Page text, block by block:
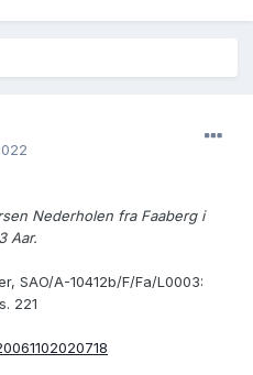
Nederholen fra Faaberg i
Aar.
SAO/A-10412b/F/Fa/L0003:
221